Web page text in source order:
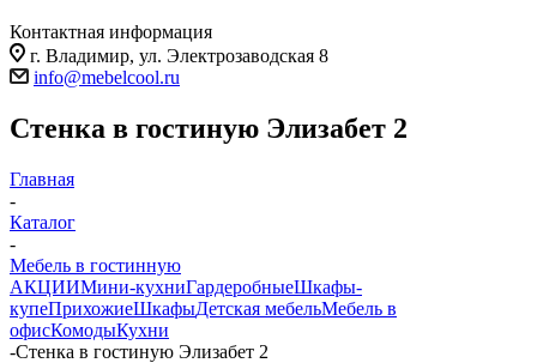
Контактная информация
г. Владимир, ул. Электрозаводская 8
info@mebelcool.ru
Стенка в гостиную Элизабет 2
Главная
-
Каталог
-
Мебель в гостинную
АКЦИИМини-кухниГардеробныеШкафы-
купеПрихожиеШкафыДетская мебельМебель в
офисКомодыКухни
-Стенка в гостиную Элизабет 2